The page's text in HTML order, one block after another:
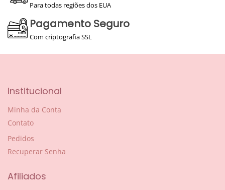
Para todas regiões dos EUA
Pagamento Seguro
Com criptografia SSL
Institucional
Minha da Conta
Contato
Pedidos
Recuperar Senha
Afiliados